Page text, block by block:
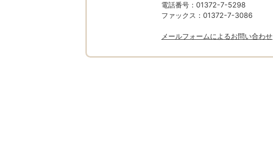
電話番号：01372-7-5298
ファックス：01372-7-3086
メールフォームによるお問い合わせ